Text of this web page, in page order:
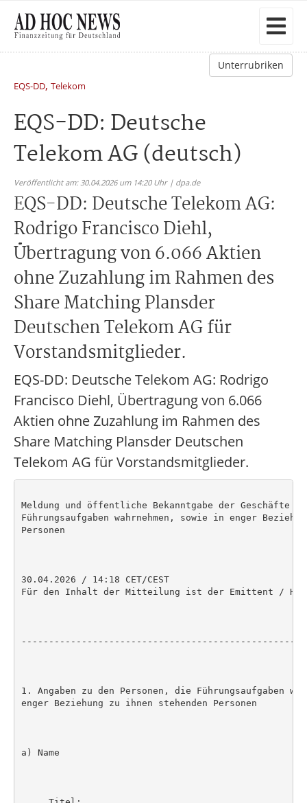
Unterrubriken
EQS-DD, Telekom
EQS-DD: Deutsche
Telekom AG (deutsch)
Veröffentlicht am: 30.04.2026 um 14:20 Uhr | dpa.de
EQS-DD: Deutsche Telekom AG:
Rodrigo Francisco Diehl,
Übertragung von 6.066 Aktien
ohne Zuzahlung im Rahmen des
Share Matching Plansder
Deutschen Telekom AG für
Vorstandsmitglieder.
EQS-DD: Deutsche Telekom AG: Rodrigo
Francisco Diehl, Übertragung von 6.066
Aktien ohne Zuzahlung im Rahmen des
Share Matching Plansder Deutschen
Telekom AG für Vorstandsmitglieder.
Meldung und öffentliche Bekanntgabe der Geschäfte
Führungsaufgaben wahrnehmen, sowie in enger
Personen
30.04.2026 / 14:18 CET/CEST
Für den Inhalt der Mitteilung ist der Emittent /
1. Angaben zu den Personen, die Führungsaufgaben
enger Beziehung zu ihnen stehenden Personen
a) Name